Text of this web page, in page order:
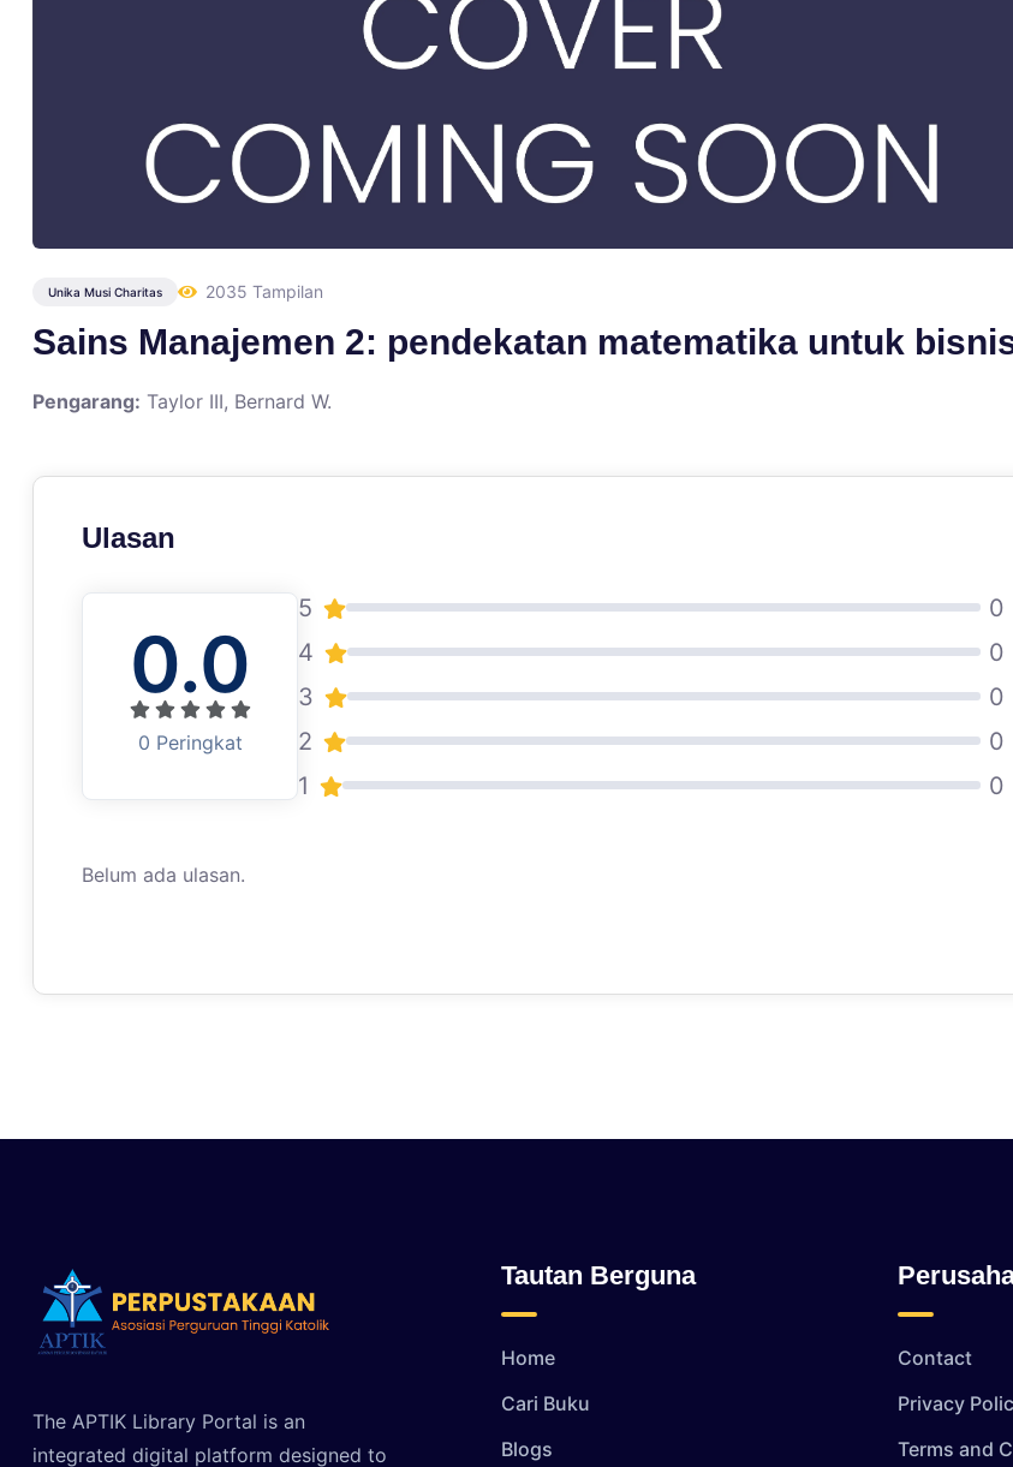
Unika Musi Charitas 2035 Tampilan
Sains Manajemen 2: pendekatan matematika untuk
Pengarang: Taylor III, Bernard W.
Ulasan
0.0
0 Peringkat
5
0
4
0
3
0
2
0
1
0
Belum ada ulasan.
The APTIK Library Portal is an
integrated digital platform designed to
Tautan Berguna
Home
Cari Buku
Blogs
Contact
Privacy
Terms and